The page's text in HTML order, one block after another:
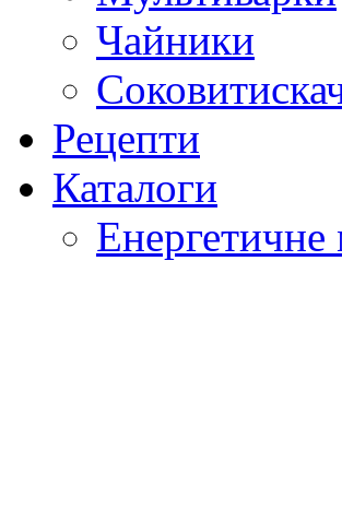
Чайники
Рецепти
Каталоги
Енергетичне